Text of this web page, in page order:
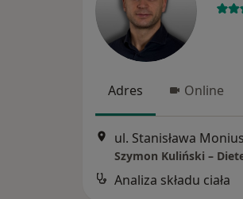
Adres Online
ul. Stanisława
Analiza składu ciała